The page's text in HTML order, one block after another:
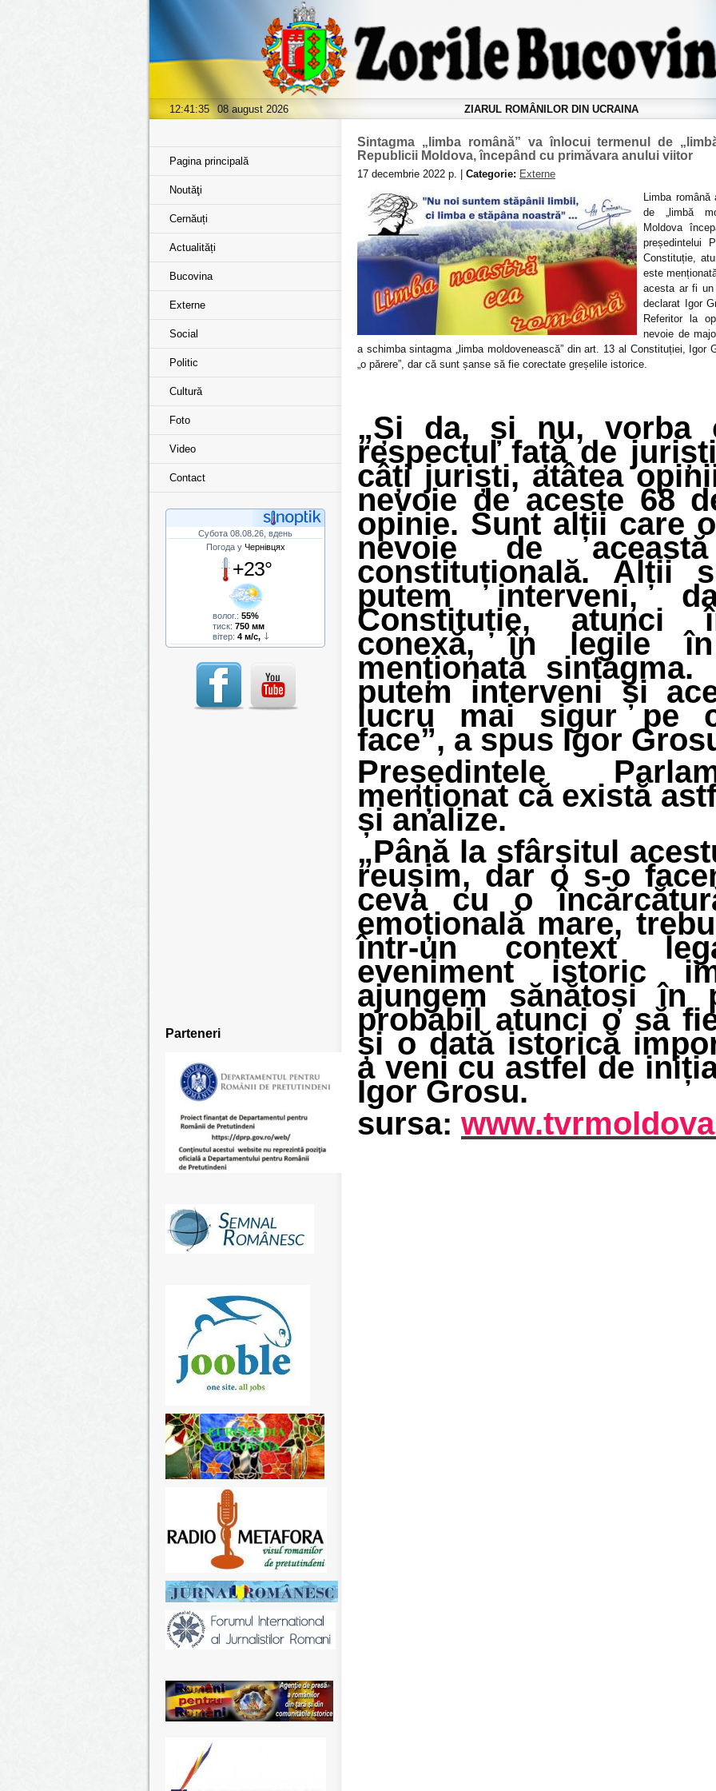
12:41:35 08 august 2026 ZIARUL ROMÂNILOR DIN UCRAINA
Pagina principală
Noutăţi
Cernăuți
Actualități
Bucovina
Externe
Social
Politic
Cultură
Foto
Video
Contact
Субота 08.08.26, вдень
Погода у Чернівцях
+23°
волог.: 55%
тиск: 750 мм
вітер: 4 м/с,
Parteneri
Sintagma „limba română” va înlocui termenul de
Republicii Moldova, începând cu primăvara anului viitor
17 decembrie 2022 р. | Categorie: Externe
Limba
de „limbă
Moldova
președintelui
Constituție,
este
acesta ar fi un
declarat Igor
Referitor la
nevoie de
a schimba sintagma „limba moldovenească” din art. 13 al Constituției, Igor
„o părere”, dar că sunt șanse să fie corectate greșelile istorice.
„Și da, și nu, vorba
respectul față de
câți juriști, atâtea
nevoie de aceste 68
opinie. Sunt alții care
nevoie de
constituțională. Alții
putem interveni,
Constituție, atunci
conexă, în legile
menționată
putem interveni și
lucru mai sigur pe
face”, a spus Igor
Președintele
menționat că există
și analize.
„Până la sfârșitul
reușim, dar o s-o
ceva cu o
emoțională mare,
într-un context
eveniment istoric
ajungem sănătoși în
probabil atunci o să
și o dată istorică
a veni cu astfel de
Igor Grosu.
sursa: